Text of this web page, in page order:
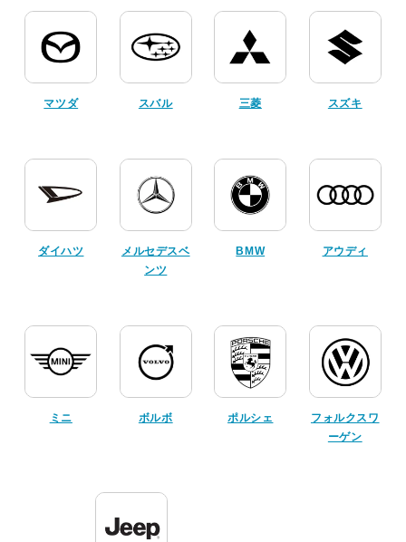
マツダ スバル 三菱 スズキ
ダイハツ
メルセデスベ
ンツ
BMW アウディ
ミニ ボルボ ポルシェ
フォルクスワ
ーゲン